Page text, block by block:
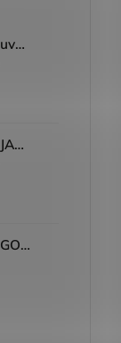
Dámský volnočasový nazouvák ARDON®JUNO - růžová
Dámské kalhoty ARDON®JASVENA šedá
Tričko ARDON®ULTRITE®GO! dámské růžová